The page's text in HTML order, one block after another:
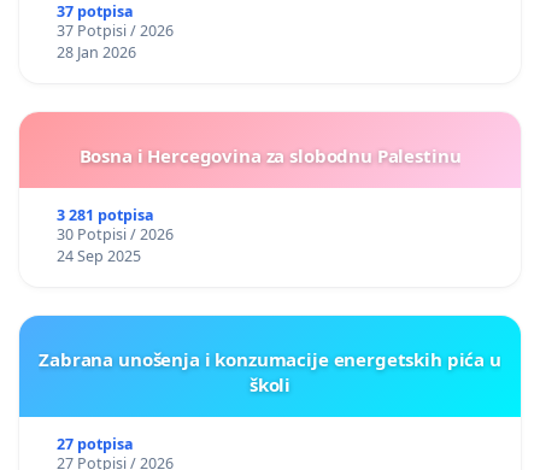
37 potpisa
37 Potpisi / 2026
28 Jan 2026
Bosna i Hercegovina za slobodnu Palestinu
3 281 potpisa
30 Potpisi / 2026
24 Sep 2025
Zabrana unošenja i konzumacije energetskih pića u
školi
27 potpisa
27 Potpisi / 2026